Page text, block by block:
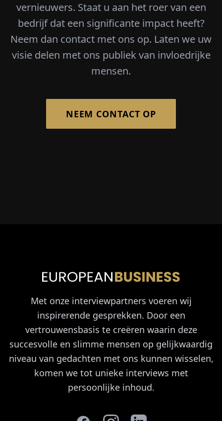
vernieuwers. Staat u aan het roer van een
bedrijf dat een significante impact heeft?
Neem dan contact met ons op. Laten we uw
visie delen met ons publiek van invloedrijke
mensen.
NEEM CONTACT OP
Met onze interviewpartners voeren wij
inspirerende gesprekken. Door een
vertrouwensbasis te creëren waarin deze
succesvolle en slimme mensen op gelijkwaardig
niveau van gedachten met ons kunnen wisselen,
komen we tot unieke interviews met
persoonlijke inhoud.